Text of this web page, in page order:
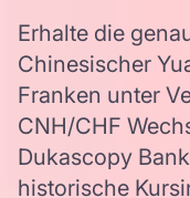
Erhalte die
Chinesischer
Franken unter
CNH/CHF
Dukascopy
historische